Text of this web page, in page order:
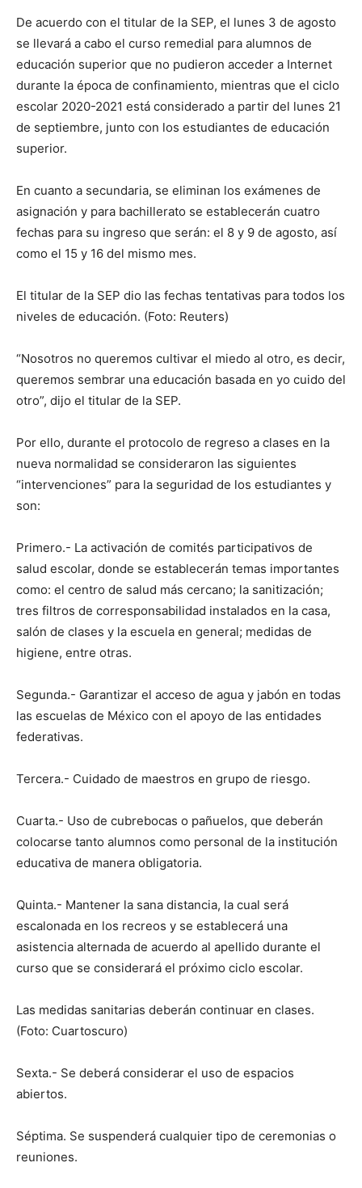
De acuerdo con el titular de la SEP, el lunes 3 de agosto
se llevará a cabo el curso remedial para alumnos de
educación superior que no pudieron acceder a Internet
durante la época de confinamiento, mientras que el ciclo
escolar 2020-2021 está considerado a partir del lunes 21
de septiembre, junto con los estudiantes de educación
superior.
En cuanto a secundaria, se eliminan los exámenes de
asignación y para bachillerato se establecerán cuatro
fechas para su ingreso que serán: el 8 y 9 de agosto, así
como el 15 y 16 del mismo mes.
El titular de la SEP dio las fechas tentativas para todos los
niveles de educación. (Foto: Reuters)
“Nosotros no queremos cultivar el miedo al otro, es decir,
queremos sembrar una educación basada en yo cuido del
otro”, dijo el titular de la SEP.
Por ello, durante el protocolo de regreso a clases en la
nueva normalidad se consideraron las siguientes
“intervenciones” para la seguridad de los estudiantes y
son:
Primero.- La activación de comités participativos de
salud escolar, donde se establecerán temas importantes
como: el centro de salud más cercano; la sanitización;
tres filtros de corresponsabilidad instalados en la casa,
salón de clases y la escuela en general; medidas de
higiene, entre otras.
Segunda.- Garantizar el acceso de agua y jabón en todas
las escuelas de México con el apoyo de las entidades
federativas.
Tercera.- Cuidado de maestros en grupo de riesgo.
Cuarta.- Uso de cubrebocas o pañuelos, que deberán
colocarse tanto alumnos como personal de la institución
educativa de manera obligatoria.
Quinta.- Mantener la sana distancia, la cual será
escalonada en los recreos y se establecerá una
asistencia alternada de acuerdo al apellido durante el
curso que se considerará el próximo ciclo escolar.
Las medidas sanitarias deberán continuar en clases.
(Foto: Cuartoscuro)
Sexta.- Se deberá considerar el uso de espacios
abiertos.
Séptima. Se suspenderá cualquier tipo de ceremonias o
reuniones.